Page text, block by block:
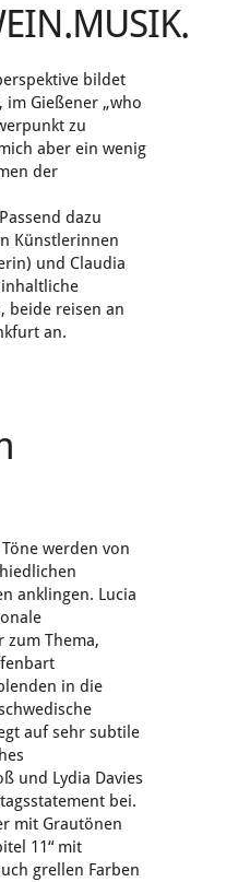
bildet
im Gießener „who
zu
aber ein wenig
der
dazu
Künstlerinnen
und Claudia
beide reisen an
an.
werden von
anklingen. Lucia
zum Thema,
in die
auf sehr subtile
und Lydia Davies
bei.
mit Grautönen
11“ mit
grellen Farben